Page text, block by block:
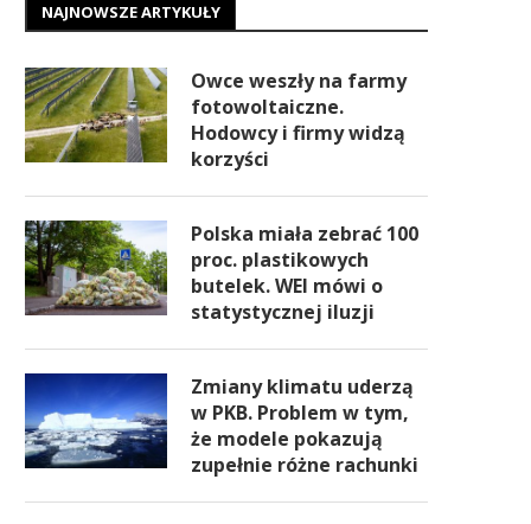
NAJNOWSZE ARTYKUŁY
Owce weszły na farmy
fotowoltaiczne.
Hodowcy i firmy widzą
korzyści
Polska miała zebrać 100
proc. plastikowych
butelek. WEI mówi o
statystycznej iluzji
Zmiany klimatu uderzą
w PKB. Problem w tym,
że modele pokazują
zupełnie różne rachunki